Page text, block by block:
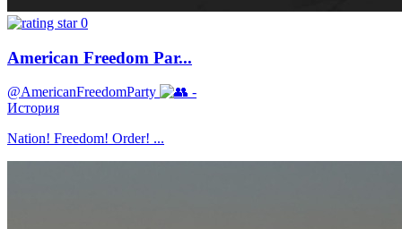
0
American Freedom Par...
@AmericanFreedomParty
-
История
Nation! Freedom! Order! ...